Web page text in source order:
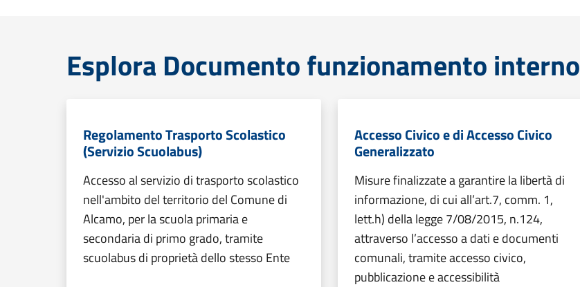
Esplora Documento funzionamento interno
Regolamento Trasporto Scolastico
(Servizio Scuolabus)
Accesso al servizio di trasporto scolastico
nell'ambito del territorio del Comune di
Alcamo, per la scuola primaria e
secondaria di primo grado, tramite
scuolabus di proprietà dello stesso Ente
Accesso Civico e di Accesso Civico
Generalizzato
Misure finalizzate a garantire la libertà di
informazione, di cui all’art.7, comm. 1,
lett.h) della legge 7/08/2015, n.124,
attraverso l’accesso a dati e documenti
comunali, tramite accesso civico,
pubblicazione e accessibilità